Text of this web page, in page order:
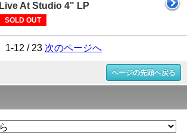
Live At Studio 4" LP
SOLD OUT
1-12 / 23 次のページへ
ページの先頭へ戻る